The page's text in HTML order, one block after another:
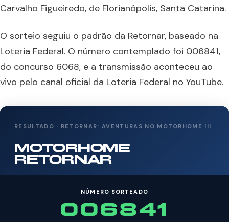
Carvalho Figueiredo, de Florianópolis, Santa Catarina.
O sorteio seguiu o padrão da Retornar, baseado na
Loteria Federal. O número contemplado foi 006841,
do concurso 6068, e a transmissão aconteceu ao
vivo pelo canal oficial da Loteria Federal no YouTube.
RESULTADO · RETORNAR: AVENTURAS NO MOTORHOME III
MOTORHOME
RETORNAR
NÚMERO SORTEADO
006841